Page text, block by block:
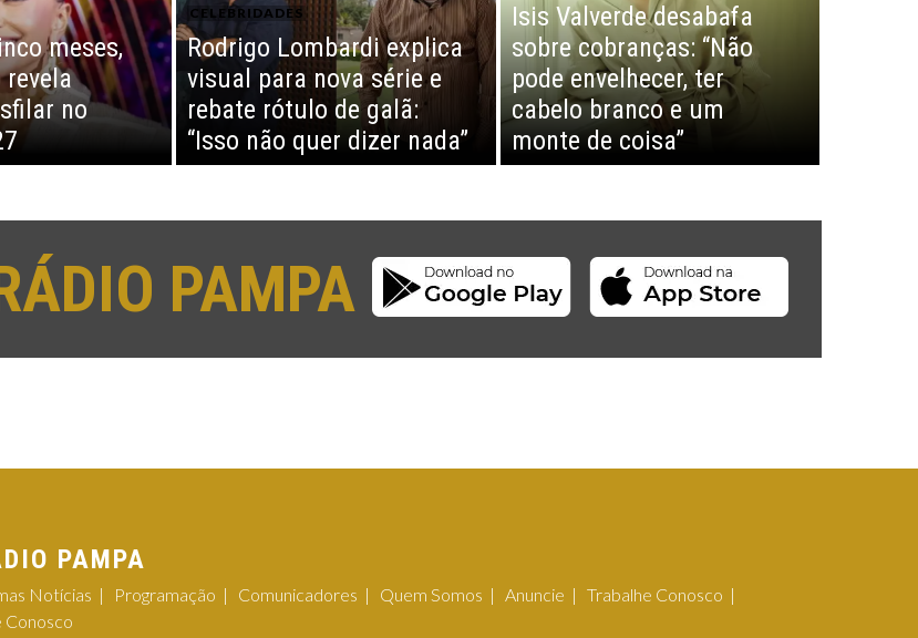
meses,
revela
no
CELEBRIDADES
Rodrigo Lombardi explica
visual para nova série e
rebate rótulo de galã:
“Isso não quer dizer nada”
Isis Valverde desabafa
sobre cobranças: “Não
pode envelhecer, ter
cabelo branco e um
monte de coisa”
PAMPA
PAMPA
Notícias Programação Comunicadores Quem Somos Anuncie
Trabalhe Conosco
Conosco